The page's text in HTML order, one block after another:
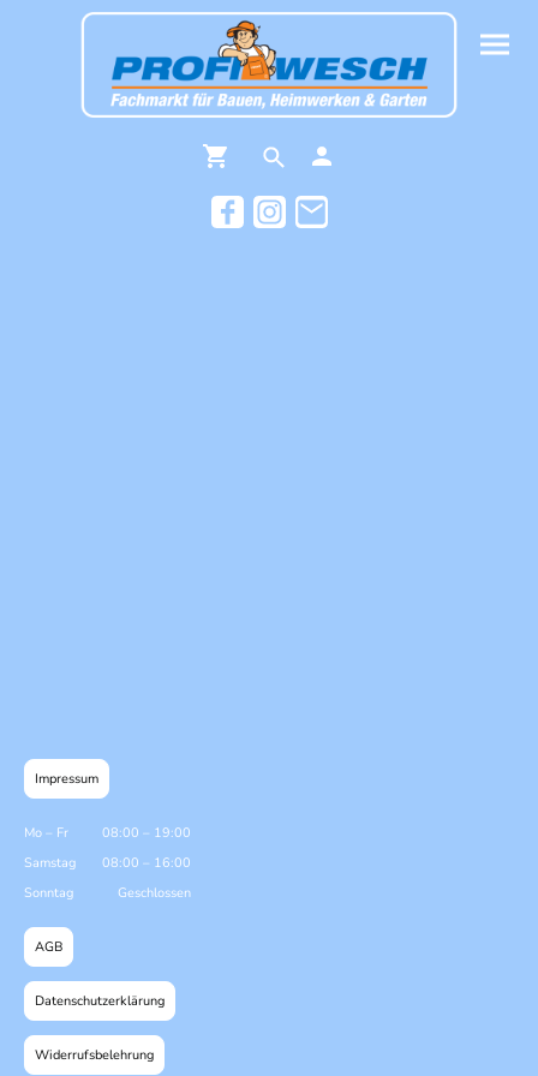
Impressum
Mo – Fr 08:00 – 19:00
Samstag
08:00 – 16:00
Sonntag
Geschlossen
AGB
Datenschutzerklärung
Widerrufsbelehrung